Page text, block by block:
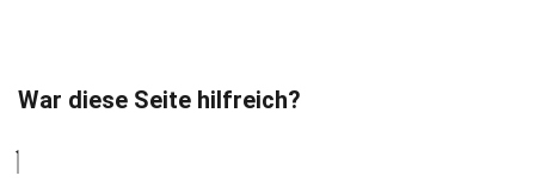
War diese Seite hilfreich?